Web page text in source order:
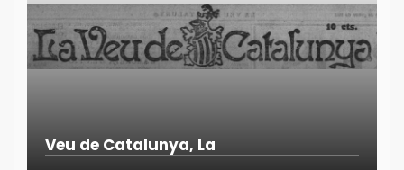
Veu de Catalunya, La